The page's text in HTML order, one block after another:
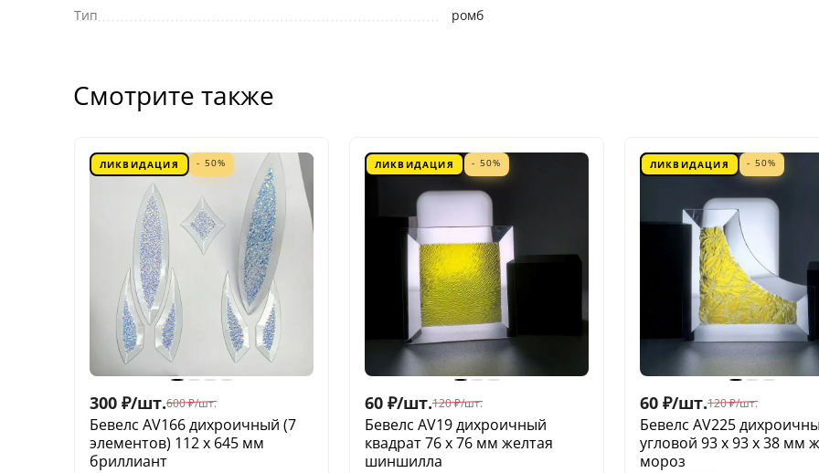
Тип
ромб
Смотрите также
ЛИКВИДАЦИЯ - 50%
300 ₽/шт.600 ₽/шт.
Бевелс AV166 дихроичный (7
элементов) 112 х 645 мм
бриллиант
ЛИКВИДАЦИЯ - 50%
60 ₽/шт.120 ₽/шт.
Бевелс AV19 дихроичный
квадрат 76 х 76 мм желтая
шиншилла
ЛИКВИДАЦИЯ - 50%
60 ₽/шт.120 ₽/шт.
Бевелс AV225
угловой 93 х 93 х 38 мм
мороз